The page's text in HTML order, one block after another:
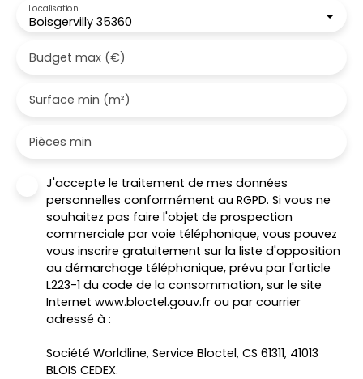
Boisgervilly 35360
Localisation
Budget max (€)
Surface min (m²)
Pièces min
J'accepte le traitement de mes données
personnelles conformément au RGPD. Si vous ne
souhaitez pas faire l'objet de prospection
commerciale par voie téléphonique, vous pouvez
vous inscrire gratuitement sur la liste d'opposition
au démarchage téléphonique, prévu par l'article
L223-1 du code de la consommation, sur le site
Internet www.bloctel.gouv.fr ou par courrier
adressé à :
Société Worldline, Service Bloctel, CS 61311, 41013
BLOIS CEDEX.